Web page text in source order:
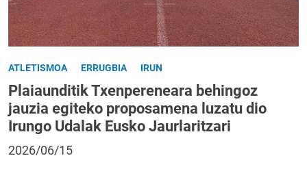
ATLETISMOA ERRUGBIA IRUN
Plaiaunditik Txenpereneara behingoz
jauzia egiteko proposamena luzatu dio
Irungo Udalak Eusko Jaurlaritzari
2026/06/15